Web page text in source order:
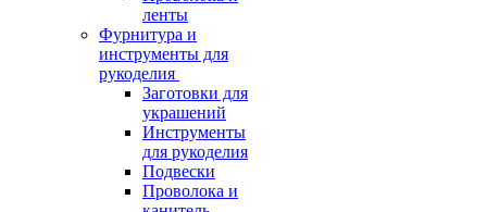
ленты
Фурнитура и
инструменты для
рукоделия
Заготовки для
украшений
Инструменты
для рукоделия
Подвески
Проволока и